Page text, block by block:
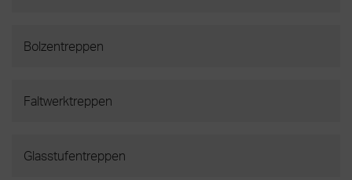
Bolzentreppen
Faltwerktreppen
Glasstufentreppen